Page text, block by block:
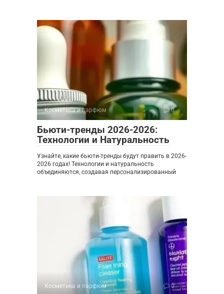
Косметика и парфюм 0
Бьюти-тренды 2026-2026:
Технологии и Натуральность
Узнайте, какие бьюти-тренды будут править в 2026-
2026 годах! Технологии и натуральность
объединяются, создавая персонализированный
Косметика и парфюм 0